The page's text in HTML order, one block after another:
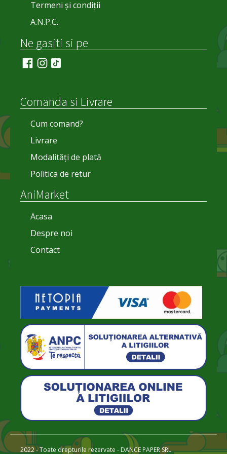
Termeni și condiții
A.N.P.C.
Ne gasiti si pe
Comanda si Livrare
Cum comand?
Livrare
Modalități de plată
Politica de retur
AniMarket
Acasa
Despre noi
Contact
2022 - Toate drepturile rezervate - DANCE PAPER SRL